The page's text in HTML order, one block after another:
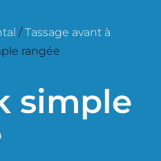
/Tassage avant à
rangée
simple